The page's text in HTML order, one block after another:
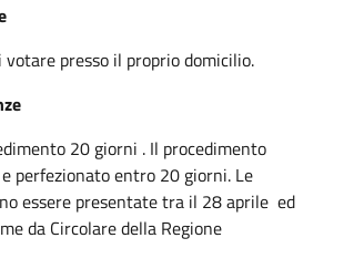
votare presso il proprio domicilio.
20 giorni . Il procedimento
perfezionato entro 20 giorni. Le
essere presentate tra il 28 aprile ed
da Circolare della Regione